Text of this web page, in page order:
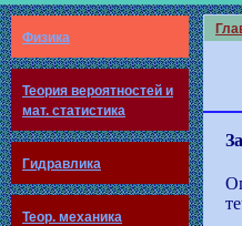
Физика
Теория вероятностей и
мат. статистика
Гидравлика
Теор. механика